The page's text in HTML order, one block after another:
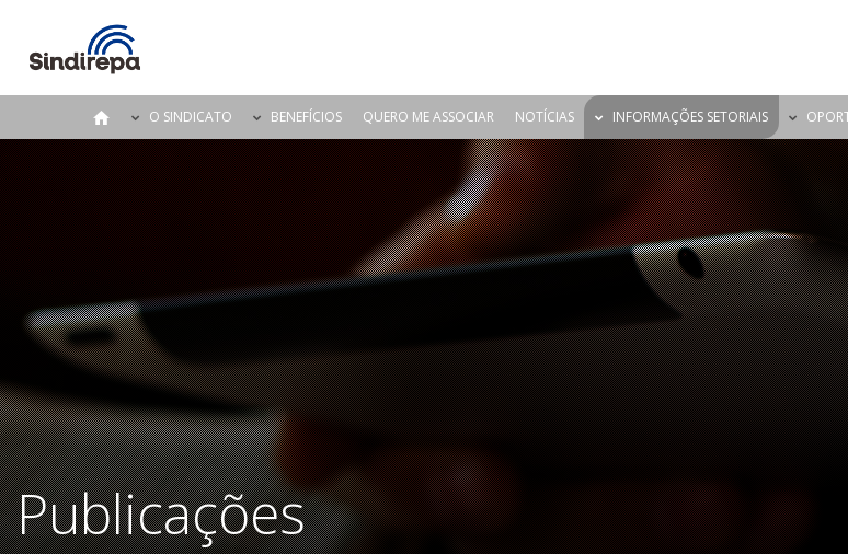
O SINDICATO BENEFÍCIOS QUERO ME ASSOCIAR NOTÍCIAS INFORMAÇÕES SETORIAIS
Publicações